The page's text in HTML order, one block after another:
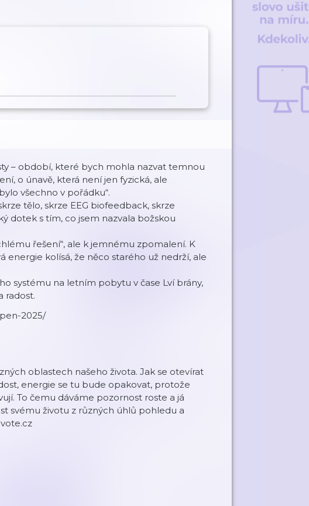
– období, které bych mohla nazvat temnou
o únavě, která není jen fyzická, ale
všechno v pořádku“.
tělo, skrze EEG biofeedback, skrze
dotek s tím, co jsem nazvala božskou
řešení“, ale k jemnému zpomalení. K
energie kolísá, že něco starého už nedrží, ale
systému na letním pobytu v čase Lví brány,
radost.
2025/
oblastech našeho života. Jak se otevírat
energie se tu bude opakovat, protože
To čemu dáváme pozornost roste a já
svému životu z různých úhlů pohledu a